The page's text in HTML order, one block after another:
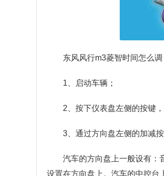
东风风行m3菱智时间怎么
1、启动车辆；
2、按下仪表盘左侧的按键
3、通过方向盘左侧的加减
汽车的方向盘上一般设有：
设置在方向盘上。汽车的中控台